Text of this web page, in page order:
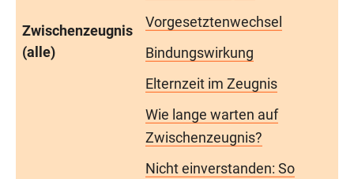
Zwischenzeugnis
(alle)
Vorgesetztenwechsel
Bindungswirkung
Elternzeit im Zeugnis
Wie lange warten auf
Zwischenzeugnis?
Nicht einverstanden: So